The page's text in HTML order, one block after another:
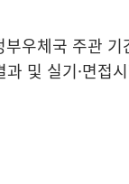
우체국 주관 기
및 실기·면접